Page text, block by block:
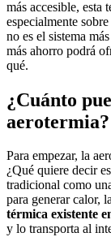
más accesible, esta
especialmente
no es el sistema
más ahorro podrá
qué.
¿Cuánto
aerotermia?
Para empezar, la
¿Qué quiere decir
tradicional como
para generar calor,
térmica existente
y lo transporta al